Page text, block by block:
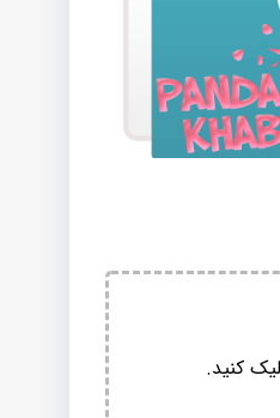
کنید.